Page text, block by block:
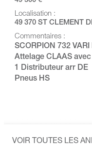
Localisation :
49 370 ST CLEMENT
Commentaires :
SCORPION 732
Attelage CLAAS
1 Distributeur arr DE
Pneus HS
VOIR TOUTES LES